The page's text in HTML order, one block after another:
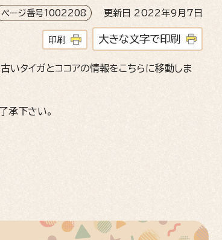
ページ番号1002208 更新日 2022年9月7日
印刷 大きな文字で印刷
いタイガとココアの情報をこちらに移動しま
承下さい。